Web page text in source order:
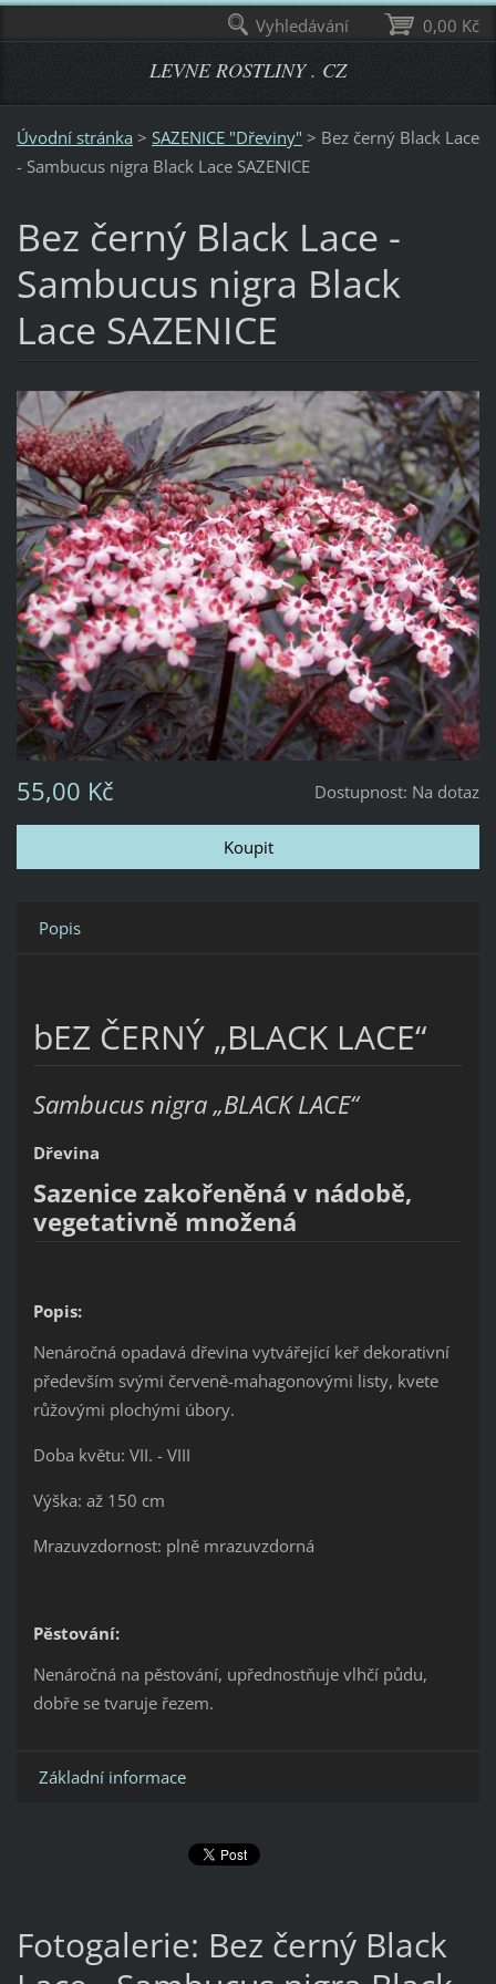
LEVNE ROSTLINY . CZ
Úvodní stránka > SAZENICE "Dřeviny" > Bez černý Black Lace
- Sambucus nigra Black Lace SAZENICE
Bez černý Black Lace -
Sambucus nigra Black
Lace SAZENICE
Dostupnost: Na dotaz
55,00 Kč
Popis
bEZ ČERNÝ „BLACK LACE“
Sambucus nigra „BLACK LACE“
Dřevina
Sazenice zakořeněná v nádobě,
vegetativně množená
Popis:
Nenáročná opadavá dřevina vytvářející keř dekorativní
především svými červeně-mahagonovými listy, kvete
růžovými plochými úbory.
Doba květu: VII. - VIII
Výška: až 150 cm
Mrazuvzdornost: plně mrazuvzdorná
Pěstování:
Nenáročná na pěstování, upřednostňuje vlhčí půdu,
dobře se tvaruje řezem.
Základní informace
Fotogalerie: Bez černý Black
0,00 Kč
Vyhledávání